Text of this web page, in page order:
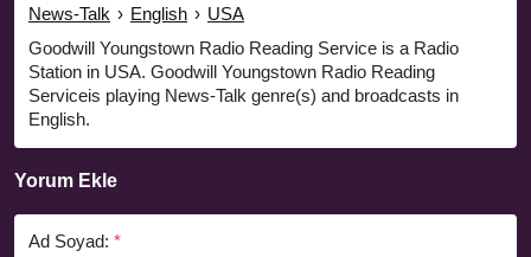
News-Talk › English › USA
Goodwill Youngstown Radio Reading Service is a Radio
Station in USA. Goodwill Youngstown Radio Reading
Serviceis playing News-Talk genre(s) and broadcasts in
English.
Yorum Ekle
Ad Soyad: *